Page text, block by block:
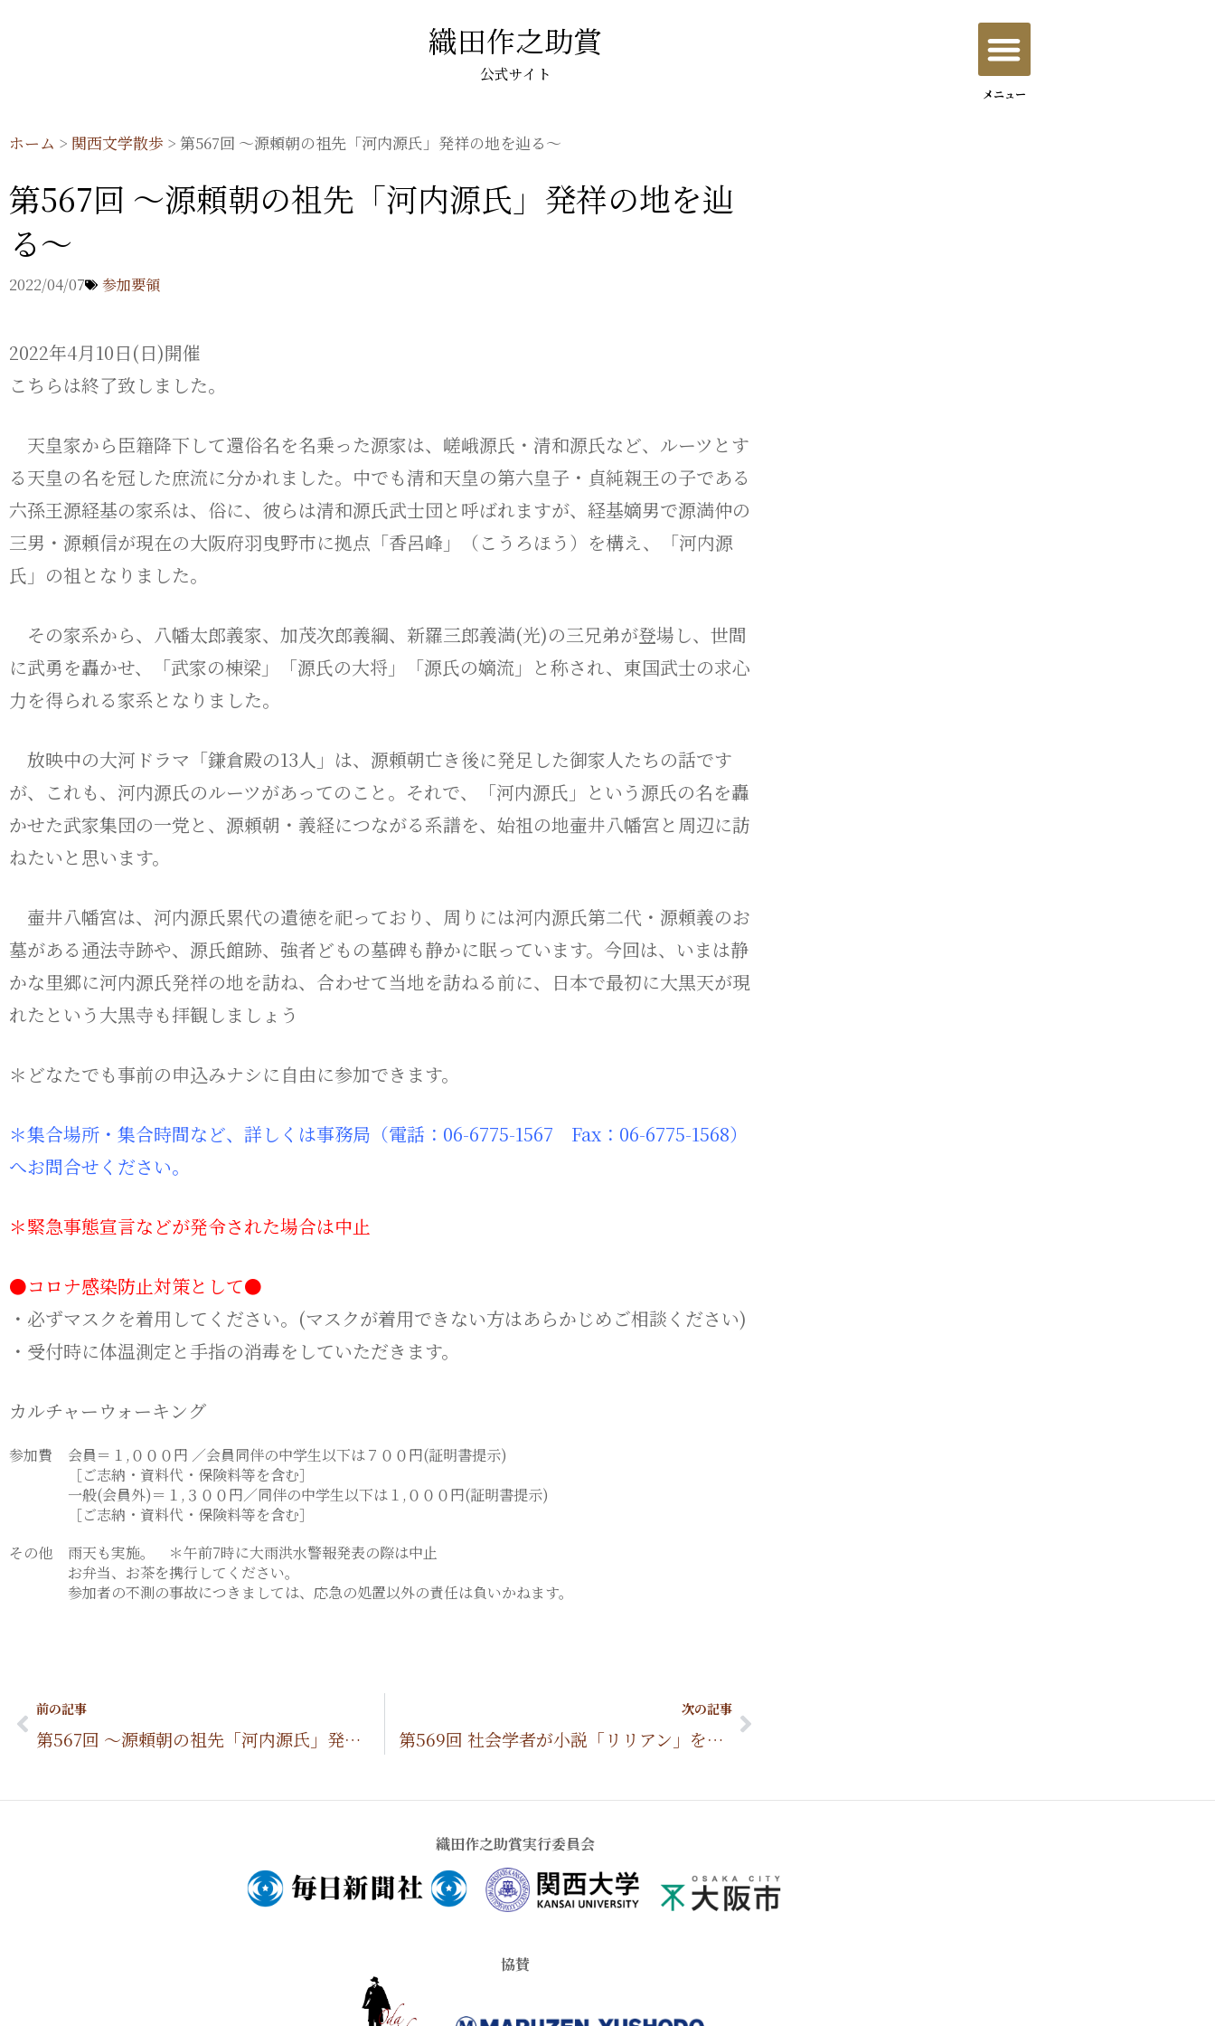
キ
プ
織田作之助賞
公式サイト
ホーム > 関西文学散歩 > 第567回 ～源頼朝の祖先「河内源氏」発祥の地を辿る～
第567回 ～源頼朝の祖先「河内源氏」発祥の地を辿
る～
2022/04/07 参加要領
2022年4月10日(日)開催
こちらは終了致しました。
天皇家から臣籍降下して還俗名を名乗った源家は、嵯峨源氏・清和源氏など、ルーツとす
る天皇の名を冠した庶流に分かれました。中でも清和天皇の第六皇子・貞純親王の子である
六孫王源経基の家系は、俗に、彼らは清和源氏武士団と呼ばれますが、経基嫡男で源満仲の
三男・源頼信が現在の大阪府羽曳野市に拠点「香呂峰」（こうろほう）を構え、「河内源
氏」の祖となりました。
その家系から、八幡太郎義家、加茂次郎義綱、新羅三郎義満(光)の三兄弟が登場し、世間
に武勇を轟かせ、「武家の棟梁」「源氏の大将」「源氏の嫡流」と称され、東国武士の求心
力を得られる家系となりました。
放映中の大河ドラマ「鎌倉殿の13人」は、源頼朝亡き後に発足した御家人たちの話です
が、これも、河内源氏のルーツがあってのこと。それで、「河内源氏」という源氏の名を轟
かせた武家集団の一党と、源頼朝・義経につながる系譜を、始祖の地壷井八幡宮と周辺に訪
ねたいと思います。
壷井八幡宮は、河内源氏累代の遺徳を祀っており、周りには河内源氏第二代・源頼義のお
墓がある通法寺跡や、源氏館跡、強者どもの墓碑も静かに眠っています。今回は、いまは静
かな里郷に河内源氏発祥の地を訪ね、合わせて当地を訪ねる前に、日本で最初に大黒天が現
れたという大黒寺も拝観しましょう
＊どなたでも事前の申込みナシに自由に参加できます。
＊集合場所・集合時間など、詳しくは事務局（電話：06-6775-1567 Fax：06-6775-1568）
へお問合せください。
＊緊急事態宣言などが発令された場合は中止
●コロナ感染防止対策として●
・必ずマスクを着用してください。(マスクが着用できない方はあらかじめご相談ください)
・受付時に体温測定と手指の消毒をしていただきます。
カルチャーウォーキング
参加費
会員＝１,０００円 ／会員同伴の中学生以下は７００円(証明書提示)
［ご志納・資料代・保険料等を含む］
一般(会員外)＝１,３００円／同伴の中学生以下は１,０００円(証明書提示)
［ご志納・資料代・保険料等を含む］
その他
雨天も実施。 ＊午前7時に大雨洪水警報発表の際は中止
お弁当、お茶を携行してください。
参加者の不測の事故につきましては、応急の処置以外の責任は負いかねます。
Prev
前の記事
第567回 ～源頼朝の祖先「河内源氏」発祥の地を辿る～
次の記事
第569回 社会学者が小説「リリアン」を書いた―我孫子周辺を辿る
Next
織田作之助賞実行委員会
協賛